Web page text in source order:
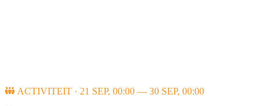
ACTIVITEIT · 21 SEP, 00:00 — 30 SEP, 00:00